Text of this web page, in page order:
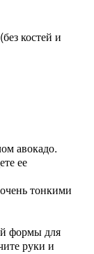
костей и
авокадо.
ее
тонкими
формы для
руки и